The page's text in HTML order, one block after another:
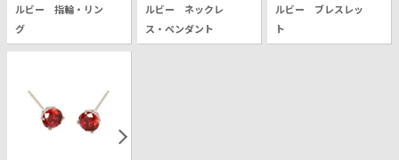
ルビー 指輪・リン
グ
ルビー ネックレ
ス・ペンダント
ルビー ブレスレッ
ト